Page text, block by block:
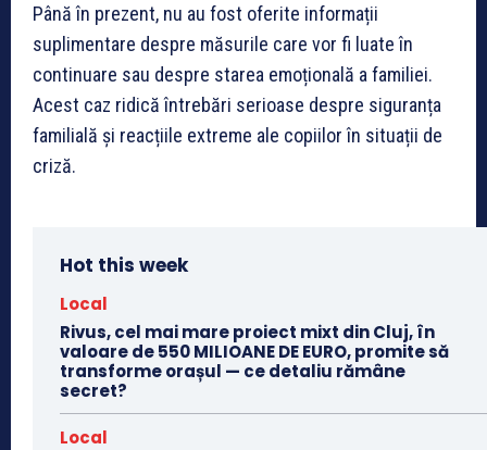
Până în prezent, nu au fost oferite informații
suplimentare despre măsurile care vor fi luate în
continuare sau despre starea emoțională a familiei.
Acest caz ridică întrebări serioase despre siguranța
familială și reacțiile extreme ale copiilor în situații de
criză.
Hot this week
Local
Rivus, cel mai mare proiect mixt din Cluj, în
valoare de 550 MILIOANE DE EURO, promite să
transforme orașul — ce detaliu rămâne
secret?
Local